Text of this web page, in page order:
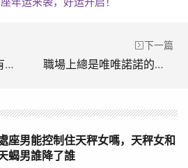
什麼是九天鳳凰命格 有什麼特征
下一篇
職場上總是唯唯諾諾的星座
座男能控制住天秤女嗎，天秤女和
蝎男誰降了誰